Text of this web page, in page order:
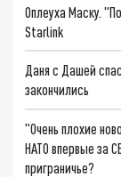
Оплеуха Маску.
Starlink
Даня с Дашей
закончились
"Очень плохие
НАТО впервые за
приграничье?